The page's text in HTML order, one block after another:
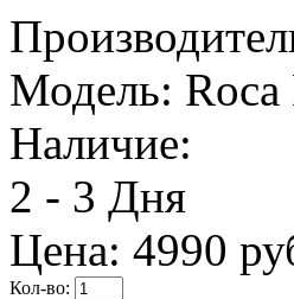
Модель:
Наличие:
2 - 3 Дня
Цена: 4990
Кол-во: